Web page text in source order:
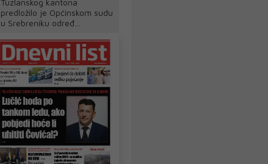
predložilo je Općinskom sudu
u Srebreniku određ...